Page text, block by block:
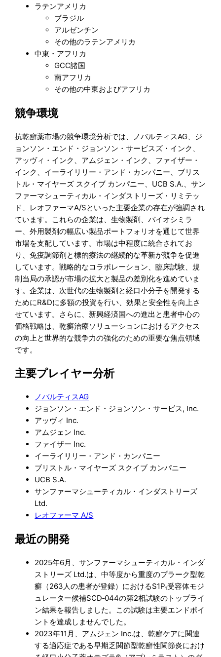
ラテンアメリカ
ブラジル
アルゼンチン
その他のラテンアメリカ
中東・アフリカ
GCC諸国
南アフリカ
その他の中東およびアフリカ
競争環境
抗乾癬薬市場の競争環境分析では、ノバルティスAG、ジ
ョンソン・エンド・ジョンソン・サービスズ・インク、
アッヴィ・インク、アムジェン・インク、ファイザー・
インク、イーライリリー・アンド・カンパニー、ブリス
トル・マイヤーズ スクイブ カンパニー、UCB S.A.、サン
ファーマシューティカル・インダストリーズ・リミテッ
ド、レオファーマA/Sといった主要企業の存在が強調され
ています。これらの企業は、生物製剤、バイオシミラ
ー、外用製剤の幅広い製品ポートフォリオを通じて世界
市場を支配しています。市場は中程度に統合されてお
り、免疫調節剤と標的療法の継続的な革新が競争を促進
しています。戦略的なコラボレーション、臨床試験、規
制当局の承認が市場の拡大と製品の差別化を進めていま
す。企業は、次世代の生物製剤と経口小分子を開発する
ためにR&Dに多額の投資を行い、効果と安全性を向上さ
せています。さらに、新興経済国への進出と患者中心の
価格戦略は、乾癬治療ソリューションにおけるアクセス
の向上と世界的な競争力の強化のための重要な焦点領域
です。
主要プレイヤー分析
ノバルティスAG
ジョンソン・エンド・ジョンソン・サービス, Inc.
アッヴィ Inc.
アムジェン Inc.
ファイザー Inc.
イーライリリー・アンド・カンパニー
ブリストル・マイヤーズ スクイブ カンパニー
UCB S.A.
サンファーマシューティカル・インダストリーズ
Ltd.
レオファーマ A/S
最近の開発
2025年6月、サンファーマシューティカル・インダ
ストリーズ Ltd.は、中等度から重度のプラーク型乾
癬（263人の患者が登録）におけるS1P₁受容体モジ
ュレーター候補SCD‑044の第2相試験のトップライ
ン結果を報告しました。この試験は主要エンドポイ
ントを達成しませんでした。
2023年11月、アムジェン Inc.は、乾癬ケアに関連
する適応症である早期乏関節型乾癬性関節炎におけ